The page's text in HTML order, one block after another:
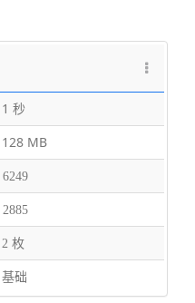
1 秒
128 MB
6249
2885
2 枚
基础